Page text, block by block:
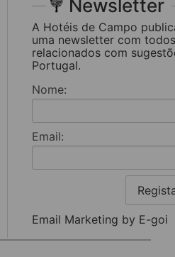
Newsletter
A Hotéis de Campo
uma newsletter com
relacionados com
Portugal.
Nome:
Email:
Email Marketing by E-goi